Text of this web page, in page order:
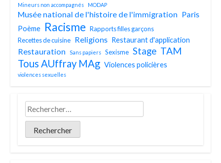
Mineurs non accompagnés MODAP
Musée national de l'histoire de l'immigration Paris
Poème Racisme Rapports filles garçons
Recettes de cuisine
Religions Restaurant d'application
Restauration Sans papiers Sexisme Stage TAM
Tous AUffray MAg Violences policières
violences sexuelles